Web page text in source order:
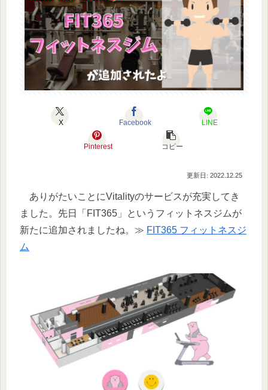
X Facebook LINE
Pinterest コピー
2022.12.25
ありがたいことにVitalityのサービスが充実してき
ました。先日「FIT365」というフィットネスジムが
新たに追加されましたね。≫ FIT365 フィットネスジ
ム